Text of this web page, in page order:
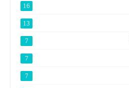
16
13
7
7
7